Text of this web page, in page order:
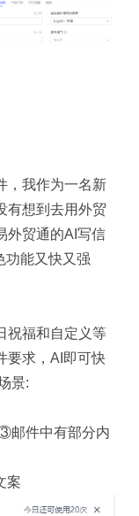
，我作为一名新
有想到去用外贸
外贸通的AI写信
功能又快又强
祝福和自定义等
要求，AI即可快
景:
邮件中有部分内
案